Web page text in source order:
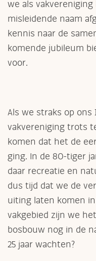
we als
misleidende naam
kennis naar de
komende jubileum
voor.
Als we straks op ons
vakvereniging trots
komen dat het de
ging. In de 80-tiger
daar recreatie en
dus tijd dat we de
uiting laten komen
vakgebied zijn we
bosbouw nog in de
25 jaar wachten?